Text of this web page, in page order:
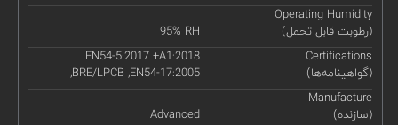
Operating Humidity
(رطوبت قابل تحمل)
95% RH
Certifications
(گواهینامه‌ها)
EN54-5:2017 +A1:2018
,BRE/LPCB ,EN54-17:2005
Manufacture
(سازنده)
Advanced